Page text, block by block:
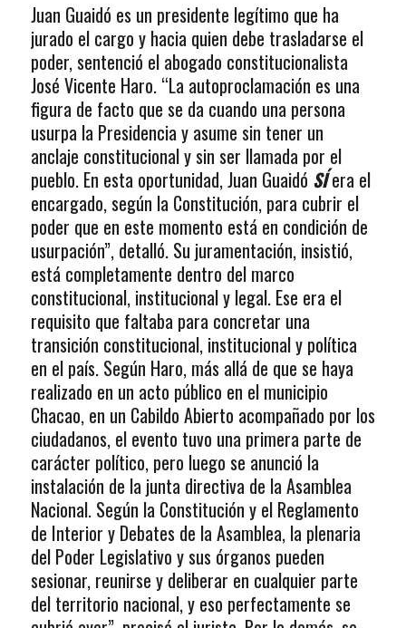
Juan Guaidó es un presidente legítimo que ha
jurado el cargo y hacia quien debe trasladarse el
poder, sentenció el abogado constitucionalista
José Vicente Haro. “La autoproclamación es una
figura de facto que se da cuando una persona
usurpa la Presidencia y asume sin tener un
anclaje constitucional y sin ser llamada por el
pueblo. En esta oportunidad, Juan Guaidó SÍera el
encargado, según la Constitución, para cubrir el
poder que en este momento está en condición de
usurpación”, detalló. Su juramentación, insistió,
está completamente dentro del marco
constitucional, institucional y legal. Ese era el
requisito que faltaba para concretar una
transición constitucional, institucional y política
en el país. Según Haro, más allá de que se haya
realizado en un acto público en el municipio
Chacao, en un Cabildo Abierto acompañado por los
ciudadanos, el evento tuvo una primera parte de
carácter político, pero luego se anunció la
instalación de la junta directiva de la Asamblea
Nacional. Según la Constitución y el Reglamento
de Interior y Debates de la Asamblea, la plenaria
del Poder Legislativo y sus órganos pueden
sesionar, reunirse y deliberar en cualquier parte
del territorio nacional, y eso perfectamente se